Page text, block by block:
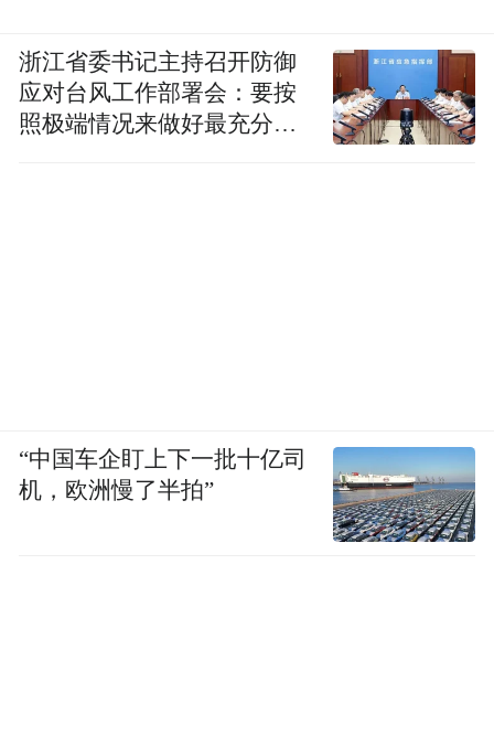
浙江省委书记主持召开防御
应对台风工作部署会：要按
照极端情况来做好最充分的
“中国车企盯上下一批十亿司
机，欧洲慢了半拍”